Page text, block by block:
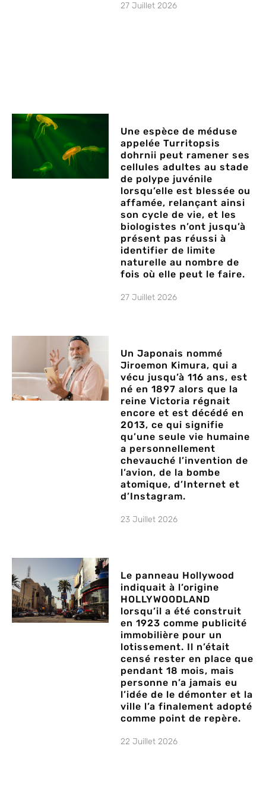
27 Juillet 2026
Une espèce de méduse
appelée Turritopsis
dohrnii peut ramener ses
cellules adultes au stade
de polype juvénile
lorsqu’elle est blessée ou
affamée, relançant ainsi
son cycle de vie, et les
biologistes n’ont jusqu’à
présent pas réussi à
identifier de limite
naturelle au nombre de
fois où elle peut le faire.
27 Juillet 2026
Un Japonais nommé
Jiroemon Kimura, qui a
vécu jusqu’à 116 ans, est
né en 1897 alors que la
reine Victoria régnait
encore et est décédé en
2013, ce qui signifie
qu’une seule vie humaine
a personnellement
chevauché l’invention de
l’avion, de la bombe
atomique, d’Internet et
d’Instagram.
23 Juillet 2026
Le panneau Hollywood
indiquait à l’origine
HOLLYWOODLAND
lorsqu’il a été construit
en 1923 comme publicité
immobilière pour un
lotissement. Il n’était
censé rester en place que
pendant 18 mois, mais
personne n’a jamais eu
l’idée de le démonter et la
ville l’a finalement adopté
comme point de repère.
22 Juillet 2026